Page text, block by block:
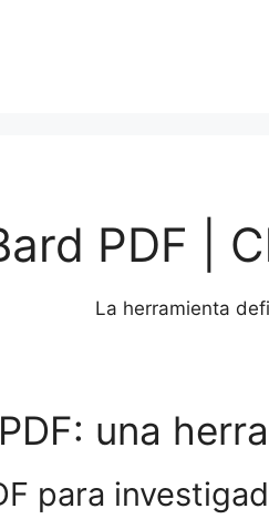
PDF |
La herramienta
una
para